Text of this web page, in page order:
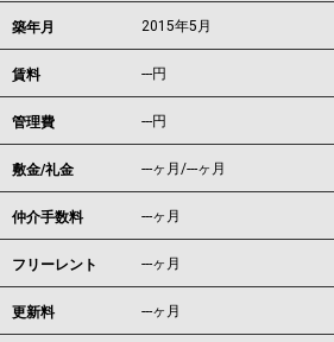
築年月 2015年5月
賃料 ---円
管理費 ---円
敷金/礼金 ---ヶ月/---ヶ月
仲介手数料 ---ヶ月
フリーレント ---ヶ月
更新料 ---ヶ月